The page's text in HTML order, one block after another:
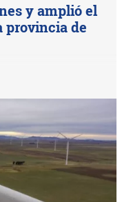
y amplió el
provincia de